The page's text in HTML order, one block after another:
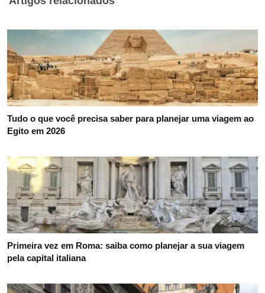
Tudo o que você precisa saber para planejar uma viagem ao
Egito em 2026
Primeira vez em Roma: saiba como planejar a sua viagem
pela capital italiana